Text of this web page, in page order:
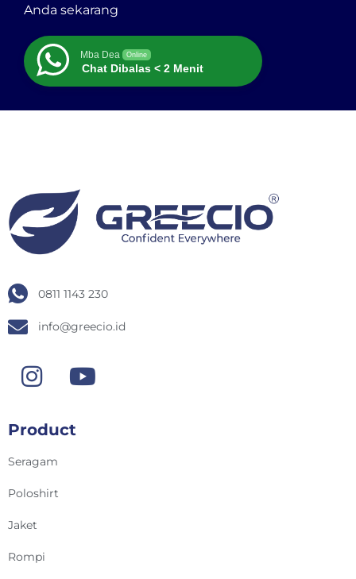
Anda sekarang
Mba Dea Online
Chat Dibalas < 2 Menit
0811 1143 230
info@greecio.id
Product
Seragam
Poloshirt
Jaket
Rompi